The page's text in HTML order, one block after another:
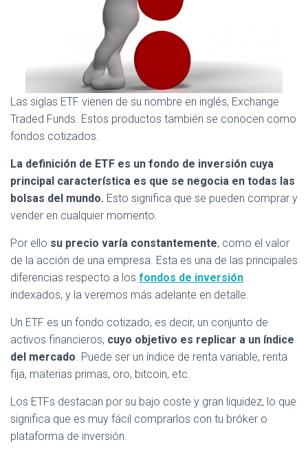
Las siglas ETF vienen de su nombre en inglés, Exchange
Traded Funds. Estos productos también se conocen como
fondos cotizados.
La definición de ETF es un fondo de inversión cuya
principal característica es que se negocia en todas las
bolsas del mundo. Esto significa que se pueden comprar y
vender en cualquier momento.
Por ello su precio varía constantemente, como el valor
de la acción de una empresa. Esta es una de las principales
diferencias respecto a los fondos de inversión
indexados, y la veremos más adelante en detalle.
Un ETF es un fondo cotizado, es decir, un conjunto de
activos financieros, cuyo objetivo es replicar a un índice
del mercado. Puede ser un índice de renta variable, renta
fija, materias primas, oro, bitcoin, etc.
Los ETFs destacan por su bajo coste y gran liquidez, lo que
significa que es muy fácil comprarlos con tu bróker o
plataforma de inversión.